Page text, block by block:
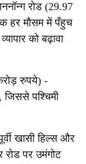
रोड (29.97
हर मौसम में पँहुच
को बढ़ावा
रुपये) -
जिससे पश्चिमी
खासी हिल्स और
रोड पर उमंगोट